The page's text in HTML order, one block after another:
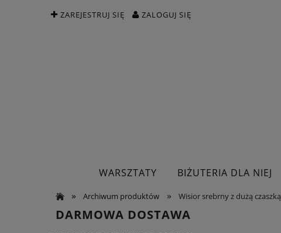
ZAREJESTRUJ SIĘ ZALOGUJ SIĘ
WARSZTATY BIŻUTERIA DLA NIEJ
» Archiwum produktów » Wisior srebrny z dużą czaszką
DARMOWA DOSTAWA